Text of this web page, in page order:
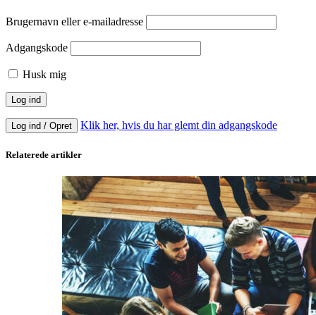
Brugernavn eller e-mailadresse
Adgangskode
Husk mig
Log ind / Opret Klik her, hvis du har glemt din adgangskode
Relaterede artikler